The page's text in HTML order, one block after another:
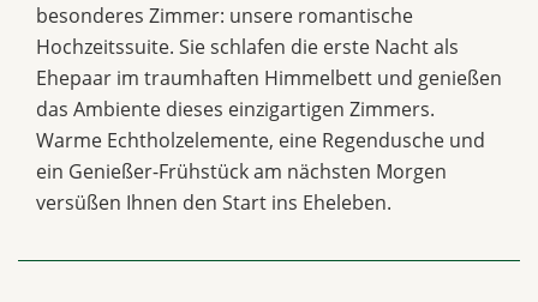
besonderes Zimmer: unsere romantische
Hochzeitssuite. Sie schlafen die erste Nacht als
Ehepaar im traumhaften Himmelbett und genießen
das Ambiente dieses einzigartigen Zimmers.
Warme Echtholzelemente, eine Regendusche und
ein Genießer-Frühstück am nächsten Morgen
versüßen Ihnen den Start ins Eheleben.